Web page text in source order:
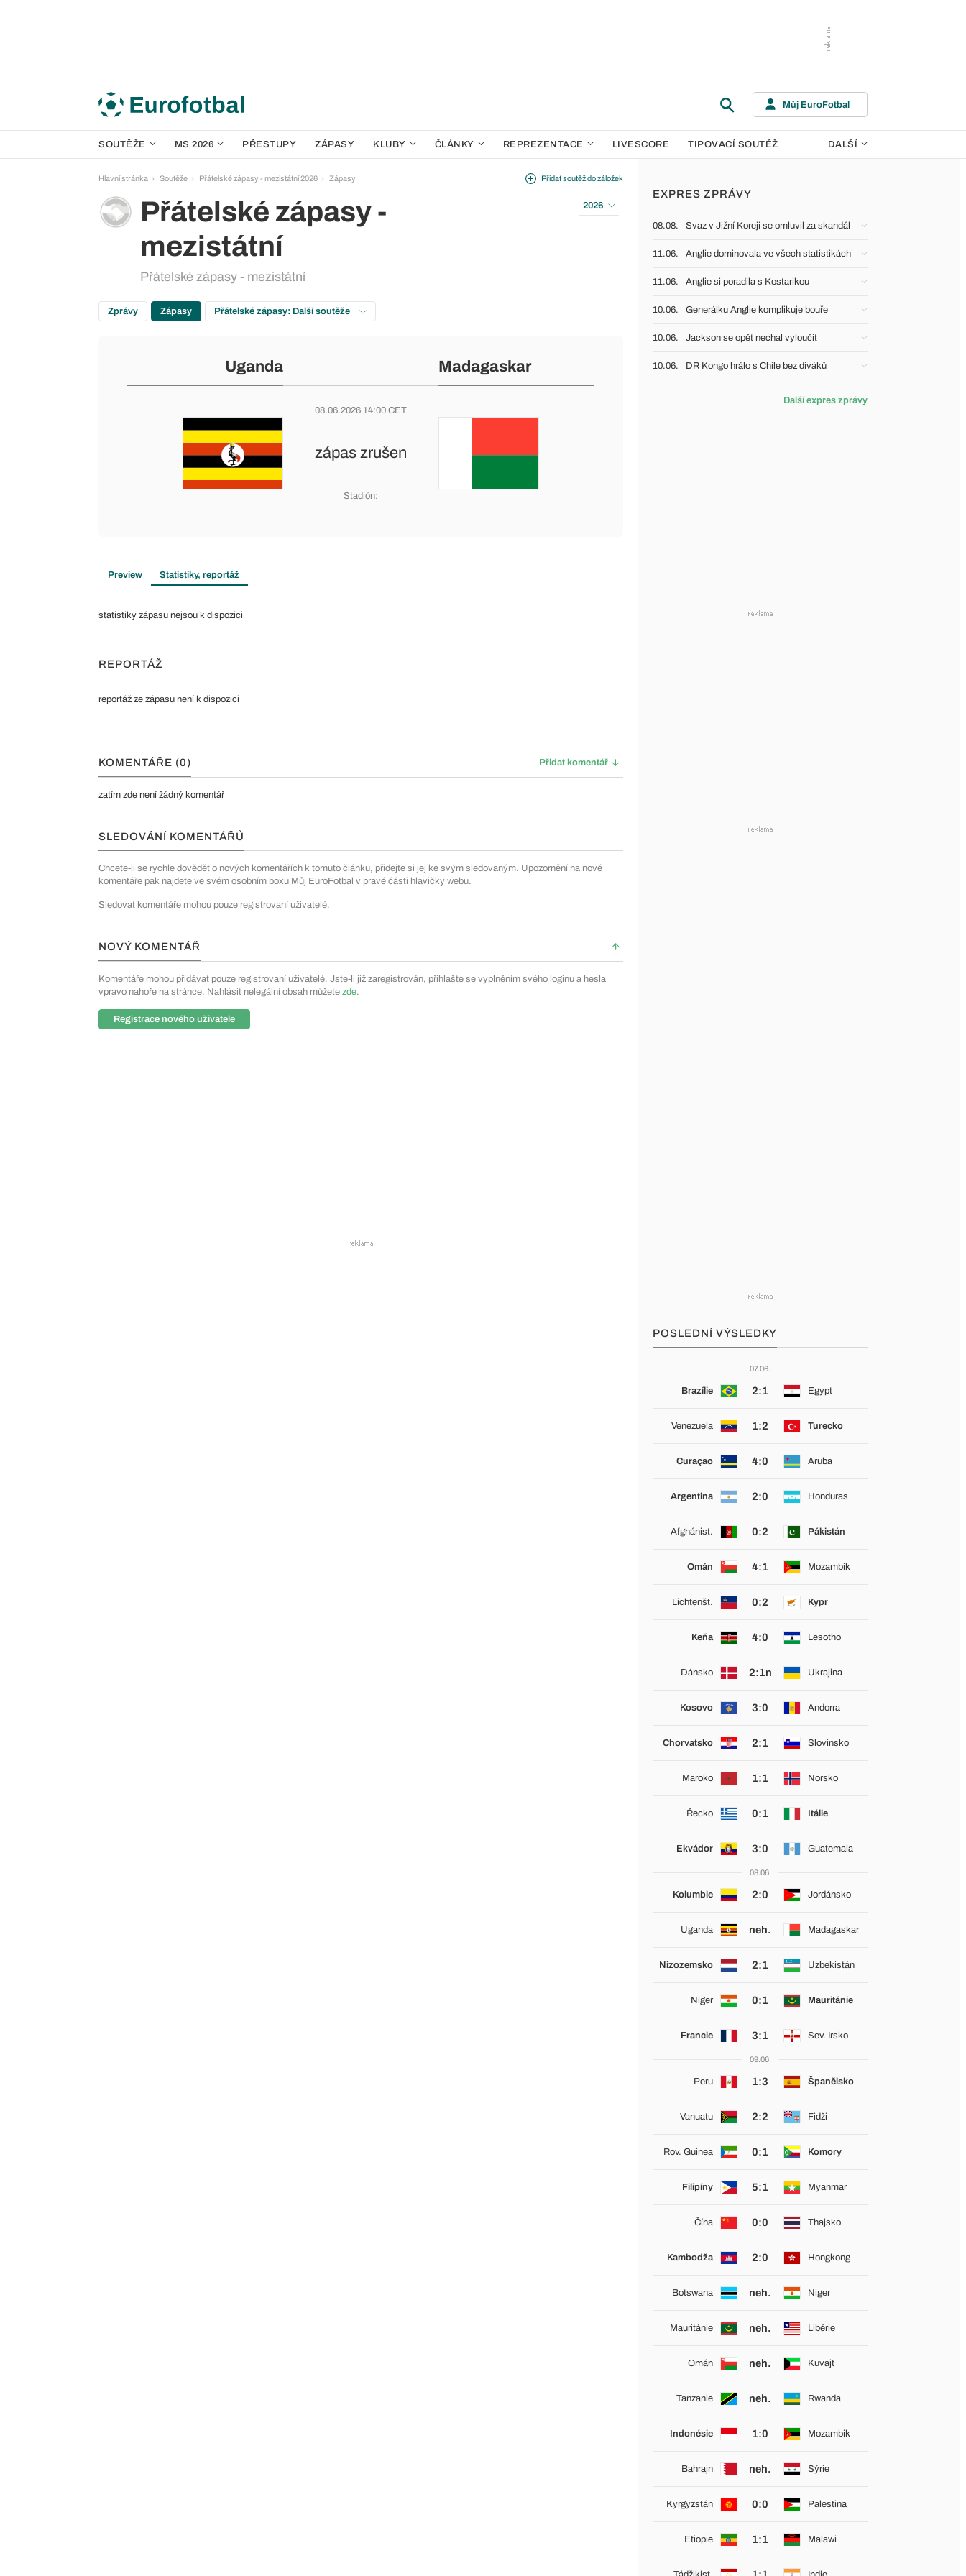
Můj EuroFotbal
SOUTĚŽE MS 2026 PŘESTUPY ZÁPASY KLUBY ČLÁNKY REPREZENTACE LIVESCORE TIPOVACÍ SOUTĚŽ DALŠÍ
Hlavní stránka Soutěže Přátelské zápasy - mezistátní 2026 Zápasy
Přátelské zápasy -
mezistátní
Přátelské zápasy - mezistátní
Přidat soutěž do záložek
2026
Zprávy Zápasy Přátelské zápasy: Další soutěže
Uganda Madagaskar
08.06.2026 14:00 CET
zápas zrušen
Stadión:
Preview Statistiky, reportáž
statistiky zápasu nejsou k dispozici
REPORTÁŽ
reportáž ze zápasu není k dispozici
KOMENTÁŘE (0) Přidat komentář
zatím zde není žádný komentář
SLEDOVÁNÍ KOMENTÁŘŮ
Chcete-li se rychle dovědět o nových komentářích k tomuto článku, přidejte si jej ke svým sledovaným. Upozornění na nové
komentáře pak najdete ve svém osobním boxu Můj EuroFotbal v pravé části hlavičky webu.
Sledovat komentáře mohou pouze registrovaní uživatelé.
NOVÝ KOMENTÁŘ
Komentáře mohou přidávat pouze registrovaní uživatelé. Jste-li již zaregistrován, přihlašte se vyplněním svého loginu a hesla
vpravo nahoře na stránce. Nahlásit nelegální obsah můžete zde.
Registrace nového uživatele
EXPRES ZPRÁVY
08.08. Svaz v Jižní Koreji se omluvil za skandál
11.06. Anglie dominovala ve všech statistikách
11.06. Anglie si poradila s Kostarikou
10.06. Generálku Anglie komplikuje bouře
10.06. Jackson se opět nechal vyloučit
10.06. DR Kongo hrálo s Chile bez diváků
Další expres zprávy
POSLEDNÍ VÝSLEDKY
07.06.
Brazílie 2:1 Egypt
Venezuela 1:2 Turecko
Curaçao 4:0 Aruba
Argentina 2:0 Honduras
Afghánist. 0:2 Pákistán
Omán 4:1 Mozambik
Lichtenšt. 0:2 Kypr
Keňa 4:0 Lesotho
Dánsko 2:1n Ukrajina
Kosovo 3:0 Andorra
Chorvatsko 2:1 Slovinsko
Maroko 1:1 Norsko
Řecko 0:1 Itálie
Ekvádor 3:0 Guatemala
08.06.
Kolumbie 2:0 Jordánsko
Uganda neh. Madagaskar
Nizozemsko 2:1 Uzbekistán
Niger 0:1 Mauritánie
Francie 3:1 Sev. Irsko
09.06.
Peru 1:3 Španělsko
Vanuatu 2:2 Fidži
Rov. Guinea 0:1 Komory
Filipíny 5:1 Myanmar
Čína 0:0 Thajsko
Kambodža 2:0 Hongkong
Botswana neh. Niger
Mauritánie neh. Libérie
Omán neh. Kuvajt
Tanzanie neh. Rwanda
Indonésie 1:0 Mozambik
Bahrajn neh. Sýrie
Kyrgyzstán 0:0 Palestina
Etiopie 1:1 Malawi